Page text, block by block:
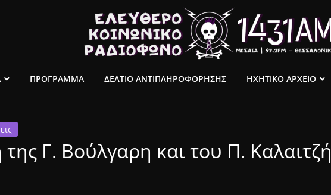
ΠΡΟΓΡΑΜΜΑ ΔΕΛΤΙΟ ΑΝΤΙΠΛΗΡΟΦΟΡΗΣΗΣ ΗΧΗΤΙΚΟ ΑΡΧΕΙΟ
Γ. Βούλγαρη και του Π. Καλαιτζή